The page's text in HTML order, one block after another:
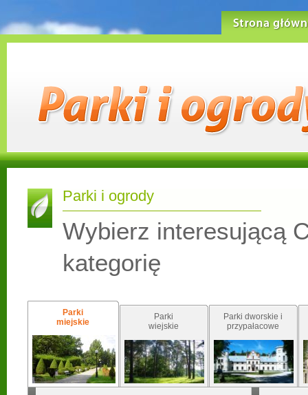
Parki i ogrody
Wybierz interesującą
kategorię
Parki
miejskie
Parki
wiejskie
Parki dworskie i
przypałacowe
Strona główna